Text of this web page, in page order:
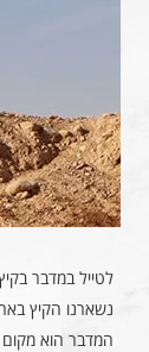
לטייל במדבר
נשארנו הקיץ
המדבר הוא מקום